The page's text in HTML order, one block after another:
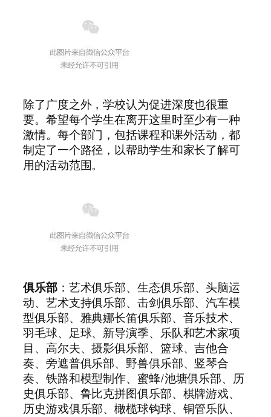
除了广度之外，学校认为促进深度也很重
要。希望每个学生在离开这里时至少有一种
激情。每个部门，包括课程和课外活动，都
制定了一个路径，以帮助学生和家长了解可
用的活动范围。
俱乐部：艺术俱乐部、生态俱乐部、头脑运
动、艺术支持俱乐部、击剑俱乐部、汽车模
型俱乐部、雅典娜长笛俱乐部、音乐技术、
羽毛球、足球、新导演季、乐队和艺术家项
目、高尔夫、摄影俱乐部、篮球、吉他合
奏、旁遮普俱乐部、野兽俱乐部、竖琴合
奏、铁路和模型制作、蜜蜂/池塘俱乐部、历
史俱乐部、鲁比克拼图俱乐部、棋牌游戏、
历史游戏俱乐部、橄榄球钩球、铜管乐队、